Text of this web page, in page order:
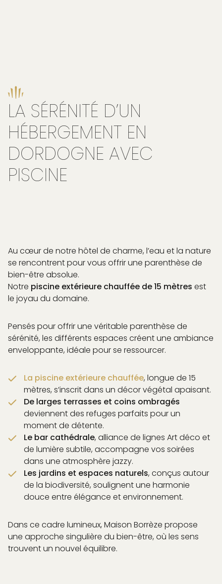
LA SÉRÉNITÉ D’UN
HÉBERGEMENT EN
DORDOGNE AVEC
PISCINE
Au cœur de notre hôtel de charme, l’eau et la nature
se rencontrent pour vous offrir une parenthèse de
bien-être absolue.
Notre piscine extérieure chauffée de 15 mètres est
le joyau du domaine.
Pensés pour offrir une véritable parenthèse de
sérénité, les différents espaces créent une ambiance
enveloppante, idéale pour se ressourcer.
La piscine extérieure chauffée, longue de 15
mètres, s’inscrit dans un décor végétal apaisant.
De larges terrasses et coins ombragés
deviennent des refuges parfaits pour un
moment de détente.
Le bar cathédrale, alliance de lignes Art déco et
de lumière subtile, accompagne vos soirées
dans une atmosphère jazzy.
Les jardins et espaces naturels, conçus autour
de la biodiversité, soulignent une harmonie
douce entre élégance et environnement.
Dans ce cadre lumineux, Maison Borrèze propose
une approche singulière du bien-être, où les sens
trouvent un nouvel équilibre.